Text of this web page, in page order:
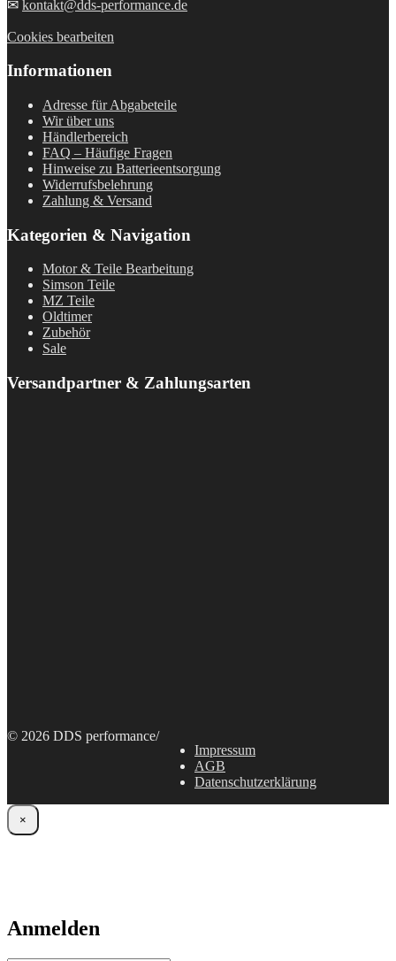
✉ kontakt@dds-performance.de
Cookies bearbeiten
Informationen
Adresse für Abgabeteile
Wir über uns
Händlerbereich
FAQ – Häufige Fragen
Hinweise zu Batterieentsorgung
Widerrufsbelehrung
Zahlung & Versand
Kategorien & Navigation
Motor & Teile Bearbeitung
Simson Teile
MZ Teile
Oldtimer
Zubehör
Sale
Versandpartner & Zahlungsarten
© 2026 DDS performance/
Impressum
AGB
Datenschutzerklärung
×
Anmelden